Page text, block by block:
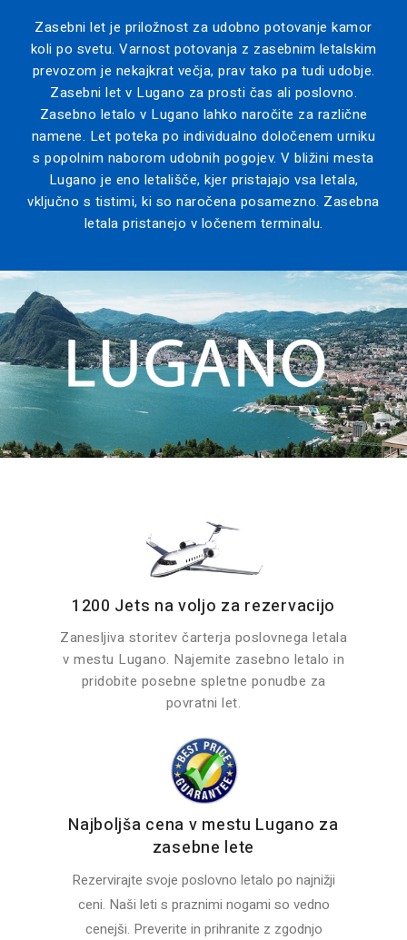
Zasebni let je priložnost za udobno potovanje kamor
koli po svetu. Varnost potovanja z zasebnim letalskim
prevozom je nekajkrat večja, prav tako pa tudi udobje.
Zasebni let v Lugano za prosti čas ali poslovno.
Zasebno letalo v Lugano lahko naročite za različne
namene. Let poteka po individualno določenem urniku
s popolnim naborom udobnih pogojev. V bližini mesta
Lugano je eno letališče, kjer pristajajo vsa letala,
vključno s tistimi, ki so naročena posamezno. Zasebna
letala pristanejo v ločenem terminalu.
1200 Jets na voljo za rezervacijo
Zanesljiva storitev čarterja poslovnega letala
v mestu Lugano. Najemite zasebno letalo in
pridobite posebne spletne ponudbe za
povratni let.
Najboljša cena v mestu Lugano za
zasebne lete
Rezervirajte svoje poslovno letalo po najnižji
ceni. Naši leti s praznimi nogami so vedno
cenejši. Preverite in prihranite z zgodnjo